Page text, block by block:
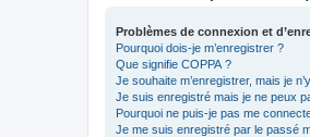
Problèmes de connexion et
Pourquoi dois-je m’enregistrer ?
Que signifie COPPA ?
Je souhaite m’enregistrer, mais je
Je suis enregistré mais je ne peux
Pourquoi ne puis-je pas me
Je me suis enregistré par le passé